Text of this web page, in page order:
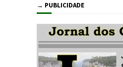
→ PUBLICIDADE